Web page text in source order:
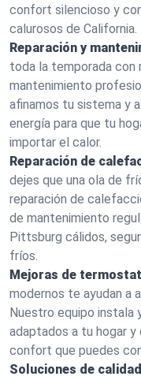
confort silencioso y
calurosos de California.
Reparación y
toda la temporada con
mantenimiento
afinamos tu sistema y
energía para que tu
importar el calor.
Reparación de
dejes que una ola de
reparación de
de mantenimiento
Pittsburg cálidos,
fríos.
Mejoras de
modernos te ayudan a
Nuestro equipo
adaptados a tu hogar
confort que puedes
Soluciones de